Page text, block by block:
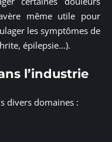
même utile pour
les symptômes de
épilepsie…).
l’industrie
divers domaines :